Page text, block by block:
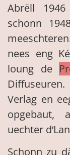
Abrëll
schonn
nees eng
loung de
Verlag en
opgebaut,
uechter
Schonn zu